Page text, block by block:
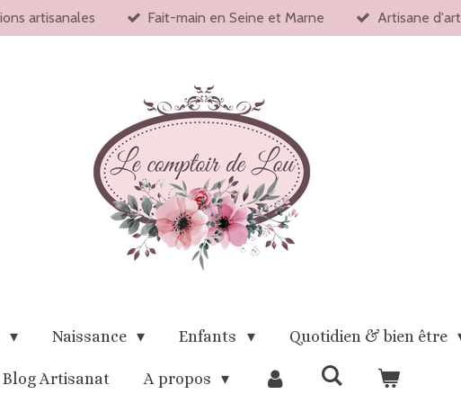
artisanales Fait-main en Seine et Marne Artisane d'art
Naissance Enfants Quotidien & bien être
Blog Artisanat A propos